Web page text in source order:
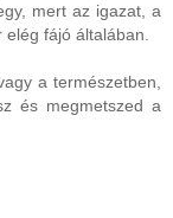
mert az igazat, a
fájó általában.
a természetben,
és megmetszed a